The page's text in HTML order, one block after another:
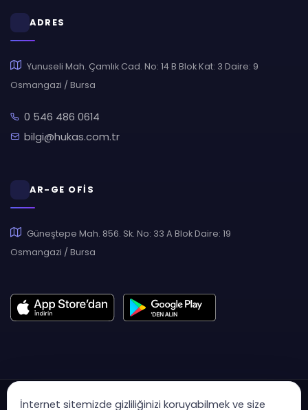
ADRES
Yunuseli Mah. Çamlık Cad. No: 14 B Blok Kat: 3 Daire: 9
Osmangazi / Bursa
0 546 486 0614
bilgi@hukas.com.tr
AR-GE OFİS
Güneştepe Mah. 856. Sk. No: 33 A Blok Daire: 19
Osmangazi / Bursa
İnternet sitemizde gizliliğinizi koruyabilmek ve size